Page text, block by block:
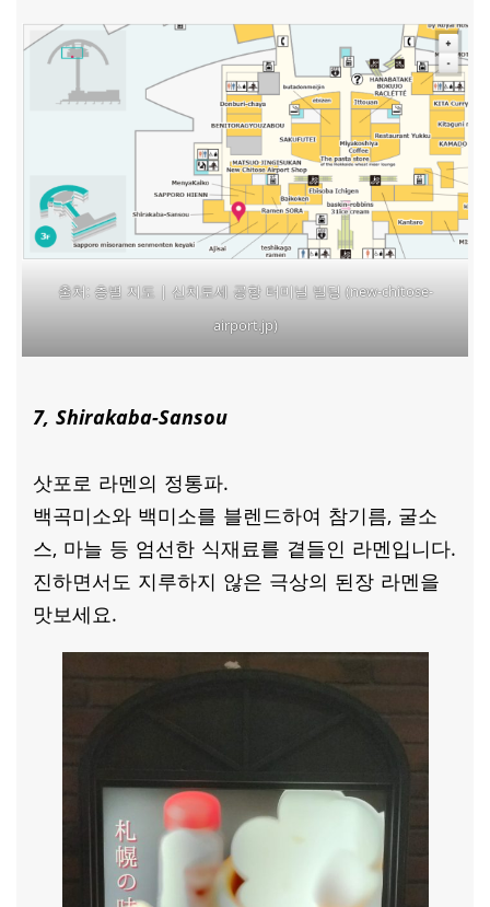
출처: 층별 지도 | 신치토세 공항 터미널 빌딩 (new-chitose-
airport.jp)
7, Shirakaba-Sansou
삿포로 라멘의 정통파.
백곡미소와 백미소를 블렌드하여 참기름, 굴소
스, 마늘 등 엄선한 식재료를 곁들인 라멘입니다.
진하면서도 지루하지 않은 극상의 된장 라멘을
맛보세요.